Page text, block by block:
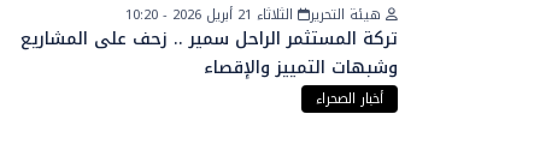
هيئة التحرير الثلاثاء 21 أبريل 2026 - 10:20
تركة المستثمر الراحل سمير .. زحف على المشاريع
وشبهات التمييز والإقصاء
أخبار الصحراء